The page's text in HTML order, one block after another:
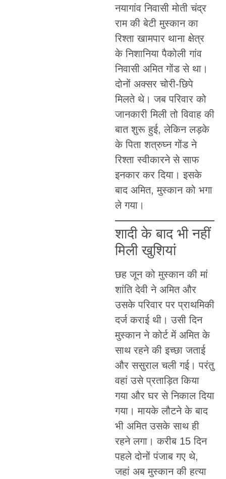
नयागांव निवासी मोती चंद्र
राम की बेटी मुस्कान का
रिश्ता खामपार थाना क्षेत्र
के निशानिया पैकोली गांव
निवासी अमित गोंड से था।
दोनों अक्सर चोरी-छिपे
मिलते थे। जब परिवार को
जानकारी मिली तो विवाह की
बात शुरू हुई, लेकिन लड़के
के पिता शत्रुघ्न गोंड ने
रिश्ता स्वीकारने से साफ
इनकार कर दिया। इसके
बाद अमित, मुस्कान को भगा
ले गया।
शादी के बाद भी नहीं
मिली खुशियां
छह जून को मुस्कान की मां
शांति देवी ने अमित और
उसके परिवार पर प्राथमिकी
दर्ज कराई थी। उसी दिन
मुस्कान ने कोर्ट में अमित के
साथ रहने की इच्छा जताई
और ससुराल चली गई। परंतु
वहां उसे प्रताड़ित किया
गया और घर से निकाल दिया
गया। मायके लौटने के बाद
भी अमित उसके साथ ही
रहने लगा। करीब 15 दिन
पहले दोनों पंजाब गए थे,
जहां अब मुस्कान की हत्या